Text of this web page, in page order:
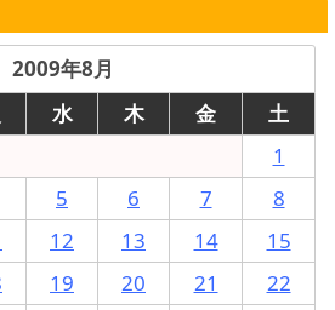
2009年8月
水 木 金
土
1
5 6 7
8
12 13 14
15
19 20 21
22